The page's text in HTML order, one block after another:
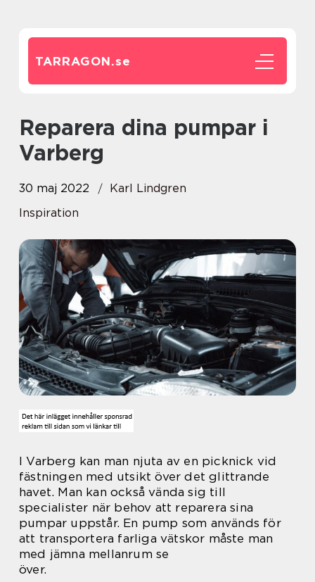
TARRAGON.se
Reparera dina pumpar i
Varberg
30 maj 2022
Karl Lindgren
Inspiration
I Varberg kan man njuta av en picknick vid
fästningen med utsikt över det glittrande
havet. Man kan också vända sig till
specialister när behov att reparera sina
pumpar uppstår. En pump som används för
att transportera farliga vätskor måste man
med jämna mellanrum se
över.